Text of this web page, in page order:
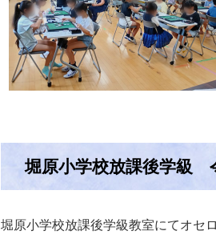
堀原小学校放課後学級
堀原小学校放課後学級教室にてオセ